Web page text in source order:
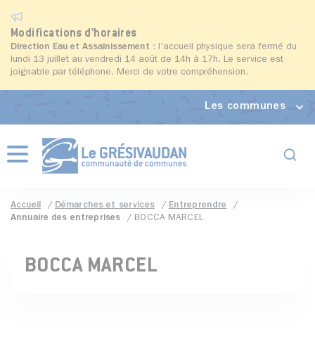
Modifications d'horaires
Direction Eau et Assainissement : l'accueil physique sera fermé du
lundi 13 juillet au vendredi 14 août de 14h à 17h. Le service est
joignable par téléphone. Merci de votre compréhension.
Les communes
Menu
Accueil Démarches et services
Entreprendre
Annuaire des entreprises
BOCCA MARCEL
BOCCA MARCEL